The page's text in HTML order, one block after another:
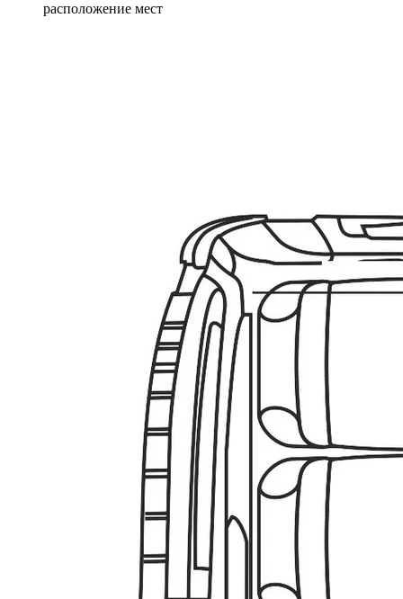
расположение мест